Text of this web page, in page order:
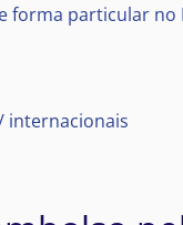
forma particular no
internacionais